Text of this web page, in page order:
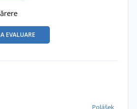
EVALUARE
Polášek